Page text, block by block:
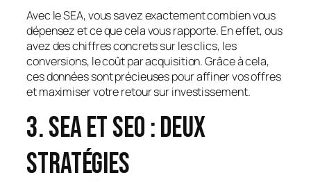
Avec le SEA, vous savez exactement combien vous
dépensez et ce que cela vous rapporte. En effet, ous
avez des chiffres concrets sur les clics, les
conversions, le coût par acquisition. Grâce à cela,
ces données sont précieuses pour affiner vos offres
et maximiser votre retour sur investissement.
3. SEA et SEO : deux
stratégies